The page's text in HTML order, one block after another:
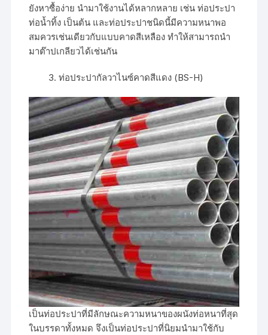
ยังหาซื้อง่าย นำมาใช้งานได้หลากหลาย เช่น ท่อประปา
ท่อน้ำทิ้ง เป็นต้น และท่อประปาชนิดนี้มีความหนาพอ
สมควรเช่นเดียวกับแบบคาดสีเหลือง ทำให้สามารถนำ
มาต๊าปเกลียวได้เช่นกัน
ท่อประปากัลวาไนซ์คาดสีแดง (BS-H)
เป็นท่อประปาที่มีลักษณะความหนาของผนังท่อหนาที่สุด
ในบรรดาทั้งหมด จึงเป็นท่อประปาที่นิยมนำมาใช้กับ